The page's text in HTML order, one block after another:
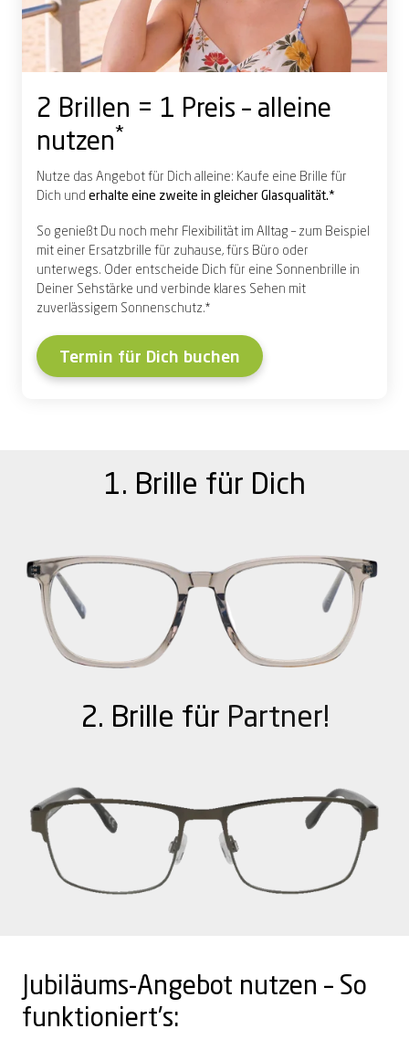
2 Brillen = 1 Preis – alleine
nutzen*
Nutze das Angebot für Dich alleine: Kaufe eine Brille für
Dich und erhalte eine zweite in gleicher Glasqualität.*
So genießt Du noch mehr Flexibilität im Alltag – zum Beispiel
mit einer Ersatzbrille für zuhause, fürs Büro oder
unterwegs. Oder entscheide Dich für eine Sonnenbrille in
Deiner Sehstärke und verbinde klares Sehen mit
zuverlässigem Sonnenschutz.*
Termin für Dich buchen
1. Brille für Dich
2. Brille für Partner!
Jubiläums-Angebot nutzen – So
funktioniert's: